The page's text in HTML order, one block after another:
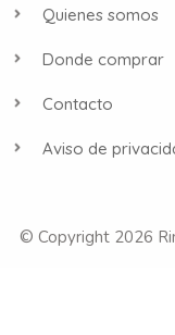
Quienes somos
Donde comprar
Contacto
Aviso de
© Copyright 2026